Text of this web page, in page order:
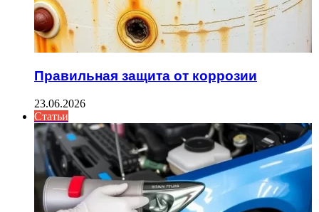
Правильная защита от коррозии
23.06.2026
Статьи